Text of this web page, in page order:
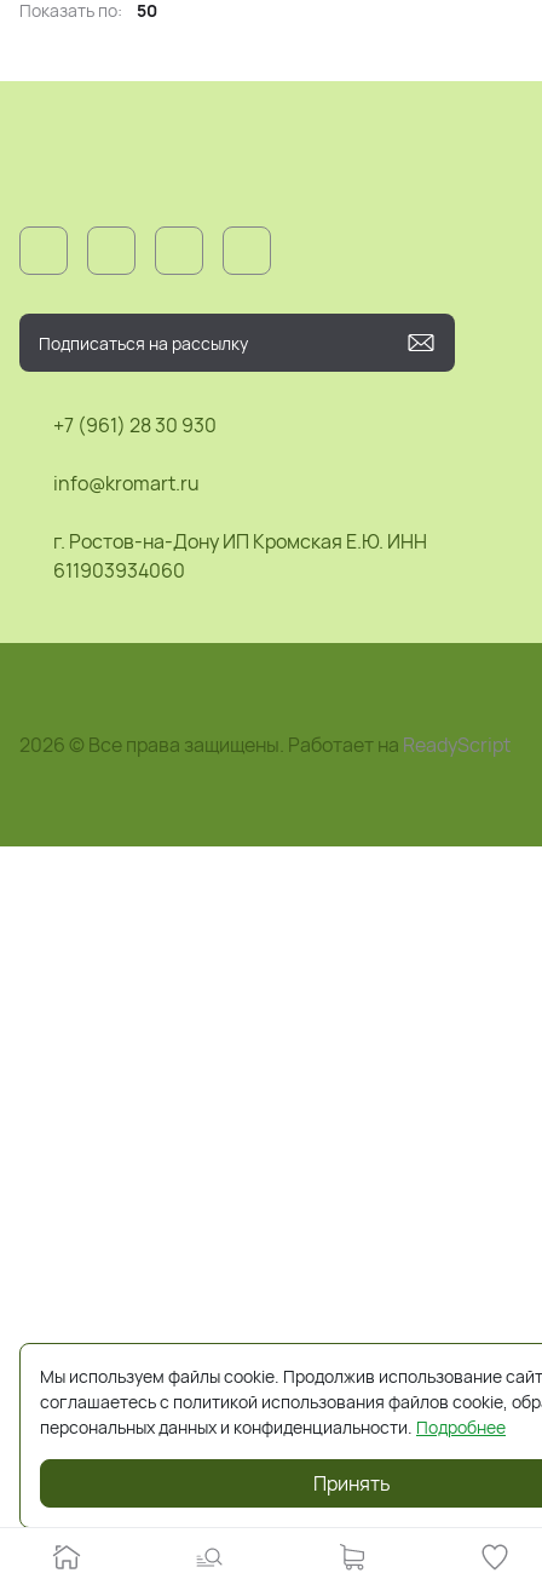
Показать по: 50
+7 (961) 28 30 930
info@kromart.ru
г. Ростов-на-Дону ИП Кромская Е.Ю. ИНН
611903934060
2026 © Все права защищены. Работает на ReadyScript
Мы используем файлы cookie. Продолжив использование
соглашаетесь с политикой использования файлов cookie,
персональных данных и конфиденциальности. Подробнее
Принять